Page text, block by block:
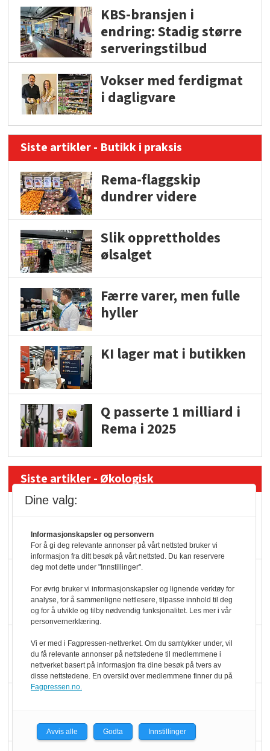
KBS-bransjen i
endring: Stadig større
serveringstilbud
Vokser med ferdigmat
i dagligvare
Siste artikler - Butikk i praksis
Rema-flaggskip
dundrer videre
Slik opprettholdes
ølsalget
Færre varer, men fulle
hyller
KI lager mat i butikken
Q passerte 1 milliard i
Rema i 2025
Siste artikler - Økologisk
yoghurt: Trues av
melkemangel
Marit Kolby vant
Økologisk Norge sin
hederspris
Blir enklere å velge
økologisk i butikkhylla
med å få tak i nok melk
Dine valg:
Informasjonskapsler og personvern
For å gi deg relevante annonser på vårt nettsted bruker vi
informasjon fra ditt besøk på vårt nettsted. Du kan reservere
deg mot dette under "Innstillinger".
For øvrig bruker vi informasjonskapsler og lignende verktøy for
analyse, for å sammenligne nettlesere, tilpasse innhold til deg
og for å utvikle og tilby nødvendig funksjonalitet. Les mer i vår
personvernerklæring.
Vi er med i Fagpressen-nettverket. Om du samtykker under, vil
du få relevante annonser på nettstedene til medlemmene i
nettverket basert på informasjon fra dine besøk på tvers av
disse nettstedene. En oversikt over medlemmene finner du på
Fagpressen.no.
Avvis alle Godta Innstillinger